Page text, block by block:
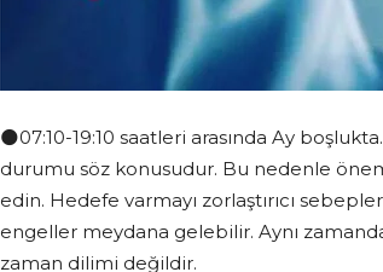
🌑07:10-19:10 saatleri arasında Ay
durumu söz konusudur. Bu nedenle
edin. Hedefe varmayı zorlaştırıcı
engeller meydana gelebilir. Aynı
zaman dilimi değildir.